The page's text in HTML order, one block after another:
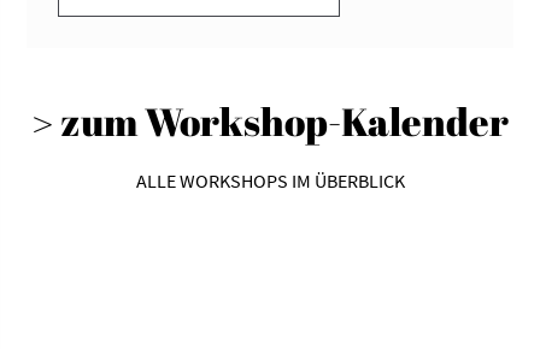
> zum Workshop-Kalender
ALLE WORKSHOPS IM ÜBERBLICK